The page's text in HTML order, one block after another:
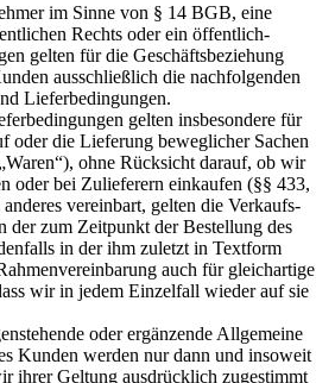
im Sinne von § 14 BGB, eine
Rechts oder ein öffentlich-
gelten für die Geschäftsbeziehung
ausschließlich die nachfolgenden
Lieferbedingungen.
gelten insbesondere für
oder die Lieferung beweglicher Sachen
ohne Rücksicht darauf, ob wir
oder bei Zulieferern einkaufen (§§ 433,
vereinbart, gelten die Verkaufs-
der zum Zeitpunkt der Bestellung des
in der ihm zuletzt in Textform
auch für gleichartige
wir in jedem Einzelfall wieder auf sie
oder ergänzende Allgemeine
Kunden werden nur dann und insoweit
ihrer Geltung ausdrücklich zugestimmt